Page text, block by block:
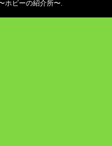
ホビーの紹介所〜.